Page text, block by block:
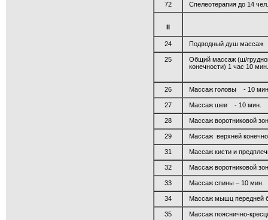
72 Спелеотерапия до 14
II
24 Подводный душ массаж
25
Общий массаж (ш/
конечности) 1 час 10
26 Массаж головы - 10
27 Массаж шеи - 10 мин.
28 Массаж воротниковой
29 Массаж верхней
31 Массаж кисти и
32 Массаж воротниковой
33 Массаж спины – 10 мин.
34 Массаж мышц передней
35 Массаж пояснично-